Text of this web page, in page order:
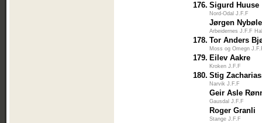
176. Sigurd Huuse
Nord-Odal J.F.F
Jørgen Nybøle
Arbeidernes J.F.F
178. Tor Anders
Moss og Omegn
179. Eilev Aakre
Kroken J.F.F
180. Stig
Narvik J.F.F
Geir Asle
Gausdal J.F.F
Roger Granli
Stange J.F.F